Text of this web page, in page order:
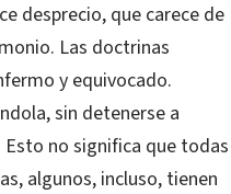
desprecio, que carece de
Las doctrinas
y equivocado.
sin detenerse a
no significa que todas
algunos, incluso, tienen